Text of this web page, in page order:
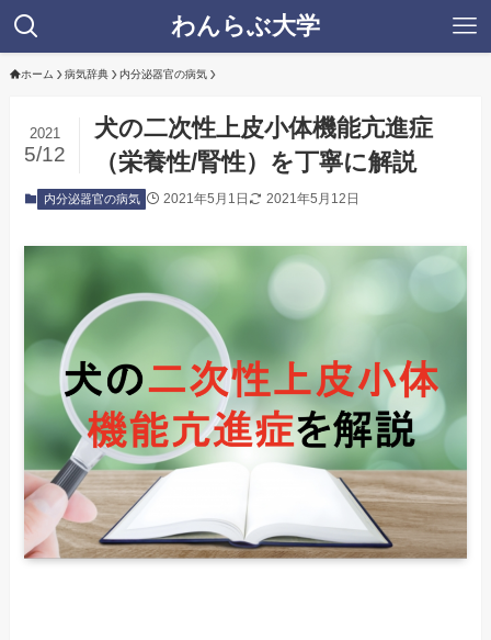
わんらぶ大学
ホーム 病気辞典 内分泌器官の病気
犬の二次性上皮小体機能亢進症
（栄養性/腎性）を丁寧に解説
2021
5/12
内分泌器官の病気 2021年5月1日 2021年5月12日